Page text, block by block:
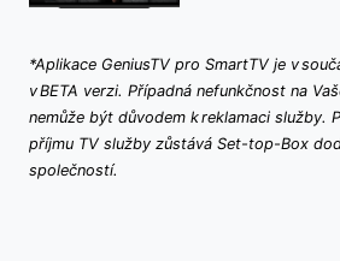
*Aplikace GeniusTV pro SmartTV je v
v BETA verzi. Případná nefunkčnost na
nemůže být důvodem k reklamaci služby.
příjmu TV služby zůstává Set-top-Box
společností.